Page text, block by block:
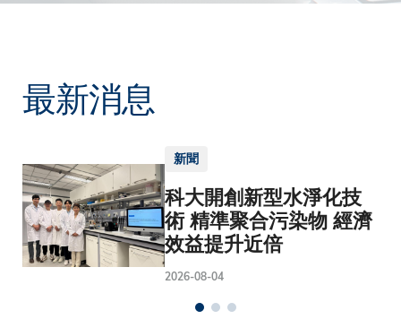
最新消息
新聞
科大開創新型水淨化技
術 精準聚合污染物 經濟
效益提升近倍
2026-08-04